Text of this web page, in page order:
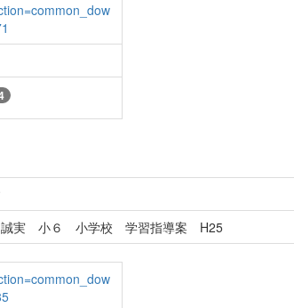
実 小６ 小学校 学習指導案 H25